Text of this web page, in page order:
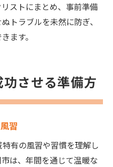
ストにまとめ、事前準備
トラブルを未然に防ぎ、
ます。
させる準備方
習
有の風習や習慣を理解し
は、年間を通じて温暖な